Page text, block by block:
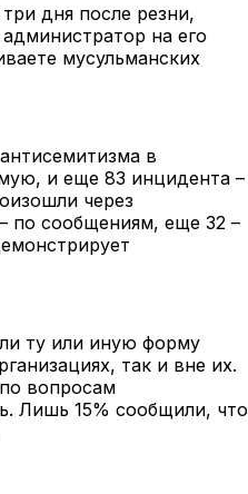
дня после резни,
на его
мусульманских
в
и еще 83 инцидента –
через
по сообщениям, еще 32 –
ту или иную форму
так и вне их.
вопросам
Лишь 15% сообщили, что